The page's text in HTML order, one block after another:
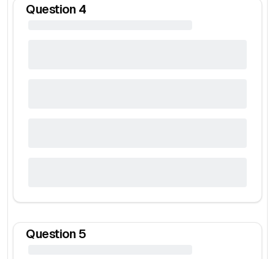
Question 4
Question 5